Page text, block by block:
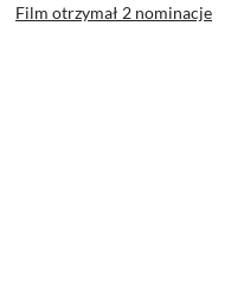
Film otrzymał 2 nominacje